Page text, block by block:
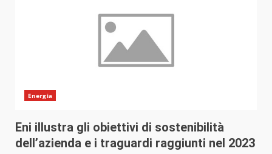
Energia
Eni illustra gli obiettivi di sostenibilità
dell’azienda e i traguardi raggiunti nel 2023